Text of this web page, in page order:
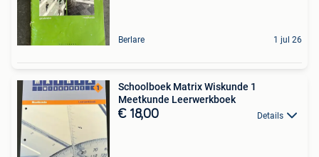
Berlare 1 jul 26
Schoolboek Matrix Wiskunde 1
Meetkunde Leerwerkboek
€ 18,00 Details